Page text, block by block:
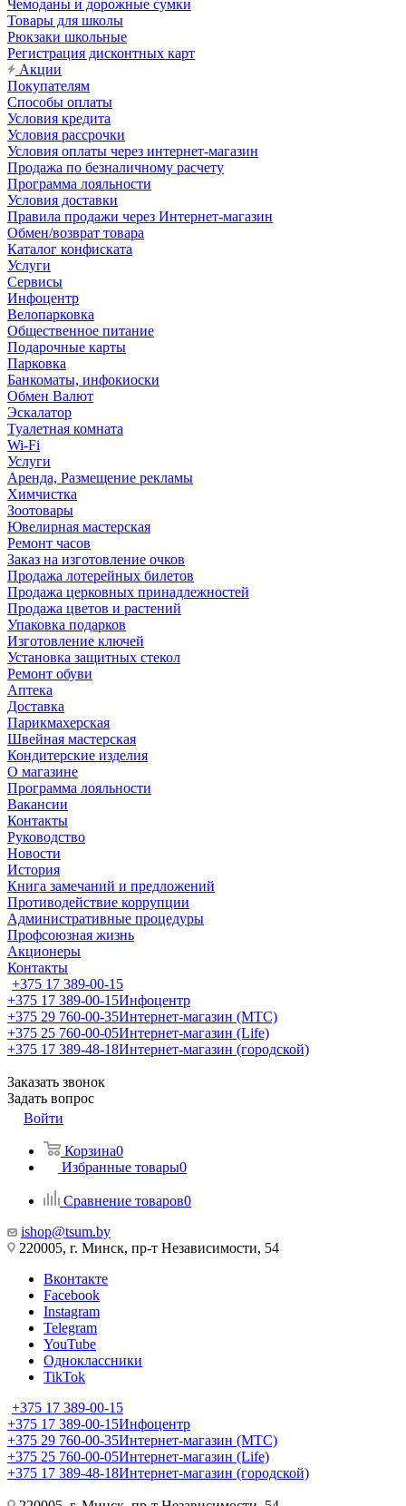
Чемоданы и дорожные сумки
Товары для школы
Рюкзаки школьные
Регистрация дисконтных карт
Акции
Покупателям
Способы оплаты
Условия кредита
Условия рассрочки
Условия оплаты через интернет-магазин
Продажа по безналичному расчету
Программа лояльности
Условия доставки
Правила продажи через Интернет-магазин
Обмен/возврат товара
Каталог конфиската
Услуги
Сервисы
Инфоцентр
Велопарковка
Общественное питание
Подарочные карты
Парковка
Банкоматы, инфокиоски
Обмен Валют
Эскалатор
Туалетная комната
Wi-Fi
Услуги
Аренда, Размещение рекламы
Химчистка
Зоотовары
Ювелирная мастерская
Ремонт часов
Заказ на изготовление очков
Продажа лотерейных билетов
Продажа церковных принадлежностей
Продажа цветов и растений
Упаковка подарков
Изготовление ключей
Установка защитных стекол
Ремонт обуви
Аптека
Доставка
Парикмахерская
Швейная мастерская
Кондитерские изделия
О магазине
Программа лояльности
Вакансии
Контакты
Руководство
Новости
История
Книга замечаний и предложений
Противодействие коррупции
Административные процедуры
Профсоюзная жизнь
Акционеры
Контакты
+375 17 389-00-15
+375 17 389-00-15Инфоцентр
+375 29 760-00-35Интернет-магазин (МТС)
+375 25 760-00-05Интернет-магазин (Life)
+375 17 389-48-18Интернет-магазин (городской)
Заказать звонок
Задать вопрос
Войти
Корзина0
Избранные товары0
Сравнение товаров0
ishop@tsum.by
220005, г. Минск, пр-т Независимости, 54
Вконтакте
Facebook
Instagram
Telegram
YouTube
Одноклассники
TikTok
+375 17 389-00-15
+375 17 389-00-15Инфоцентр
+375 29 760-00-35Интернет-магазин (МТС)
+375 25 760-00-05Интернет-магазин (Life)
+375 17 389-48-18Интернет-магазин (городской)